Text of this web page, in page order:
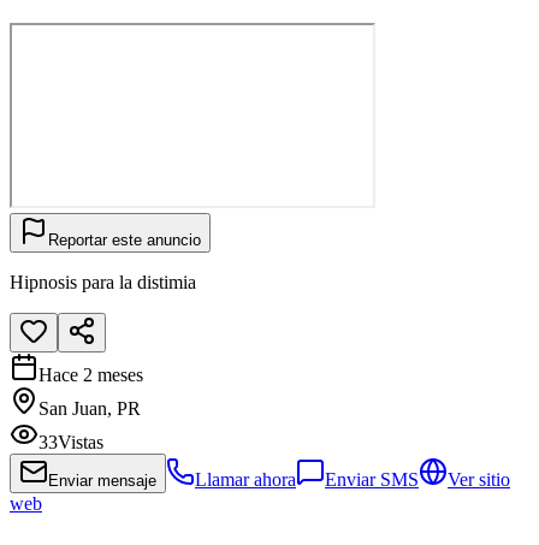
Reportar este anuncio
Hipnosis para la distimia
Hace 2 meses
San Juan, PR
33Vistas
Enviar mensaje Llamar ahora Enviar SMS
Ver sitio
web